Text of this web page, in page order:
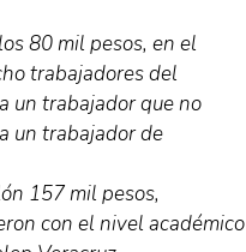
80 mil pesos, en el
trabajadores del
un trabajador que no
un trabajador de
157 mil pesos,
con el nivel académico